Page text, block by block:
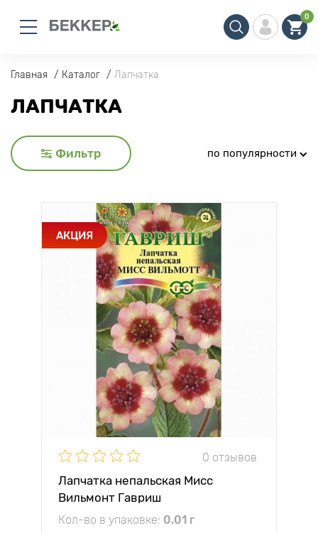
0
Главная Каталог Лапчатка
ЛАПЧАТКА
Фильтр по популярности
АКЦИЯ
0 отзывов
Лапчатка непальская Мисс
Вильмонт Гавриш
Кол-во в упаковке: 0.01 г